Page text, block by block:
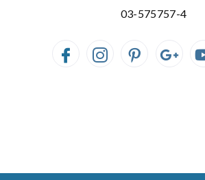
03-575757-4